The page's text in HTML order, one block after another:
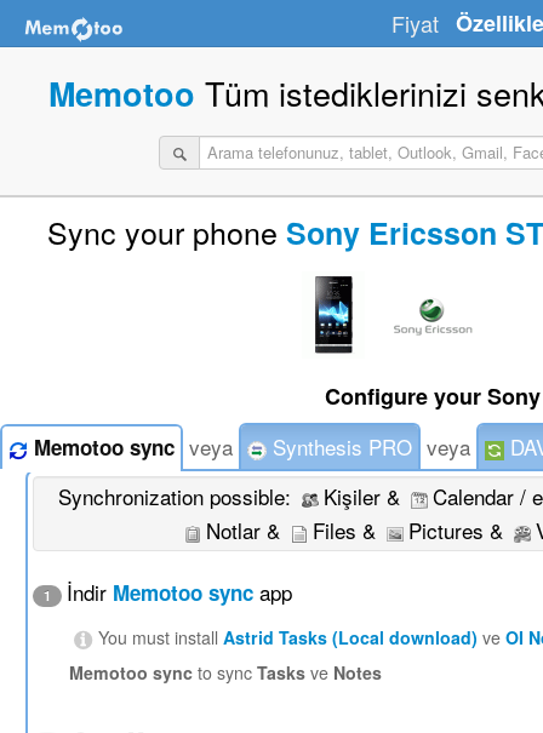
Fiyat
Memotoo Tüm istediklerinizi
Sync your phone Sony Ericsson
Configure your
Memotoo sync veya Synthesis PRO veya
Synchronization possible:
Kişiler &
Calendar /
Notlar &
Files & Pictures &
1 İndir Memotoo sync app
You must installAstrid Tasks (Local download) veOI
Memotoo sync to syncTasks ve Notes